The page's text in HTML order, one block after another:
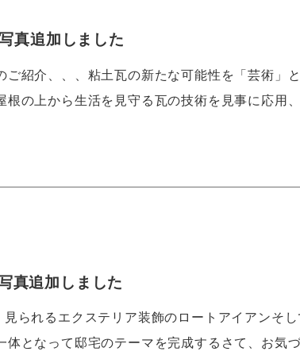
追加しました
ご紹介、、、粘土瓦の新たな可能性を「芸術」
の上から生活を見守る瓦の技術を見事に応用
追加しました
られるエクステリア装飾のロートアイアンそ
体となって邸宅のテーマを完成するさて、お気